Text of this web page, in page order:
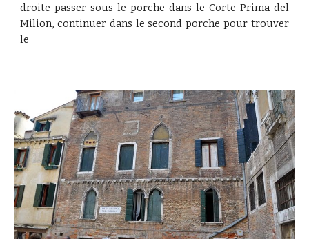
droite passer sous le porche dans le Corte Prima del
Milion, continuer dans le second porche pour trouver
le